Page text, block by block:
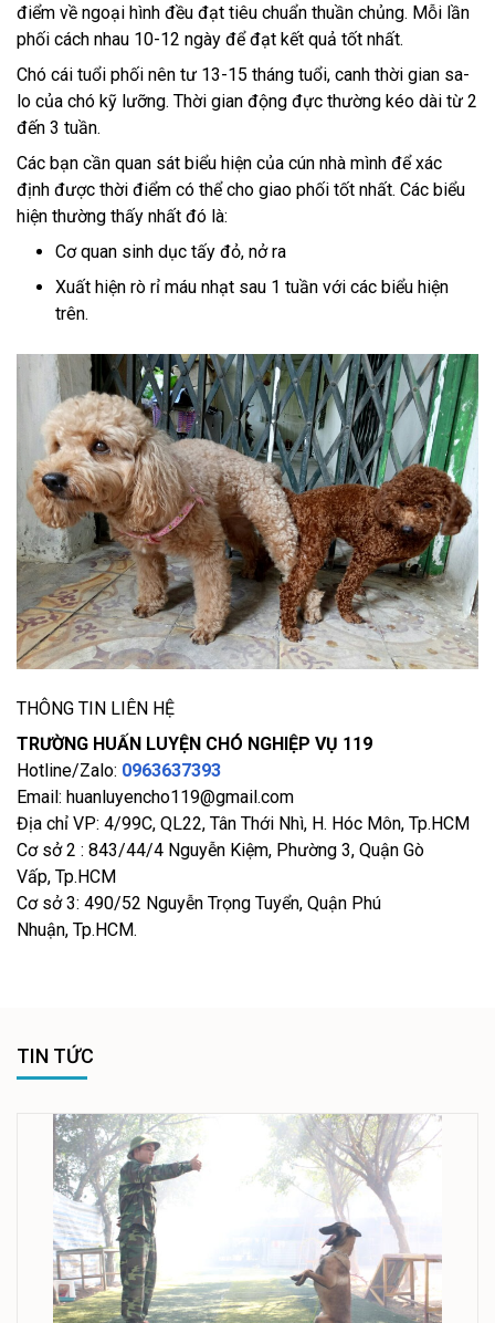
điểm về ngoại hình đều đạt tiêu chuẩn thuần chủng. Mỗi lần
phối cách nhau 10-12 ngày để đạt kết quả tốt nhất.
Chó cái tuổi phối nên tư 13-15 tháng tuổi, canh thời gian sa-
lo của chó kỹ lưỡng. Thời gian động đực thường kéo dài từ 2
đến 3 tuần.
Các bạn cần quan sát biểu hiện của cún nhà mình để xác
định được thời điểm có thể cho giao phối tốt nhất. Các biểu
hiện thường thấy nhất đó là:
Cơ quan sinh dục tấy đỏ, nở ra
Xuất hiện rò rỉ máu nhạt sau 1 tuần với các biểu hiện
trên.
THÔNG TIN LIÊN HỆ
TRƯỜNG HUẤN LUYỆN CHÓ NGHIỆP VỤ 119
Hotline/Zalo: 0963637393​
Email: huanluyencho119@gmail.com
Địa chỉ VP: 4/99C, QL22, Tân Thới Nhì, H. Hóc Môn, Tp.HCM
Cơ sở 2 : 843/44/4 Nguyễn Kiệm, Phường 3, Quận Gò
Vấp, Tp.HCM
Cơ sở 3: 490/52 Nguyễn Trọng Tuyển, Quận Phú
Nhuận, Tp.HCM.
TIN TỨC